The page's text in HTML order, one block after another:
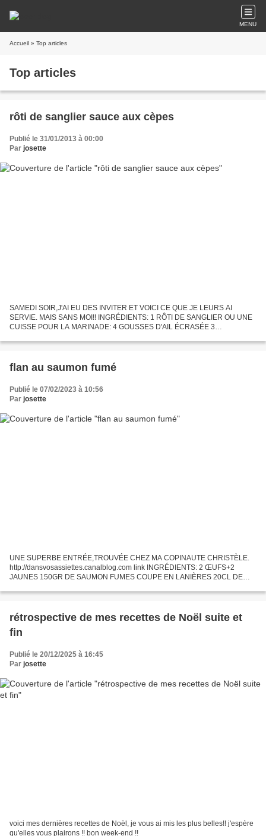
MENU
Accueil » Top articles
Top articles
rôti de sanglier sauce aux cèpes
Publié le 31/01/2013 à 00:00
Par josette
SAMEDI SOIR,J'AI EU DES INVITER ET VOICI CE QUE JE LEURS AI
SERVIE. MAIS SANS MOI!! INGRÉDIENTS: 1 RÔTI DE SANGLIER OU UNE
CUISSE POUR LA MARINADE: 4 GOUSSES D'AIL ÉCRASÉE 3
TERIYAKI DE MON PARTENAIRE...
flan au saumon fumé
Publié le 07/02/2023 à 10:56
Par josette
UNE SUPERBE ENTRÉE,TROUVÉE CHEZ MA COPINAUTE CHRISTÈLE.
http://dansvosassiettes.canalblog.com link INGRÉDIENTS: 2 ŒUFS+2
JAUNES 150GR DE SAUMON FUMES COUPE EN LANIÈRES 20CL DE
PRÉPARATION: préchauffer...
rétrospective de mes recettes de Noël suite et
fin
Publié le 20/12/2025 à 16:45
Par josette
voici mes dernières recettes de Noël, je vous ai mis les plus belles!! j'espère
qu'elles vous plairons !! bon week-end !!